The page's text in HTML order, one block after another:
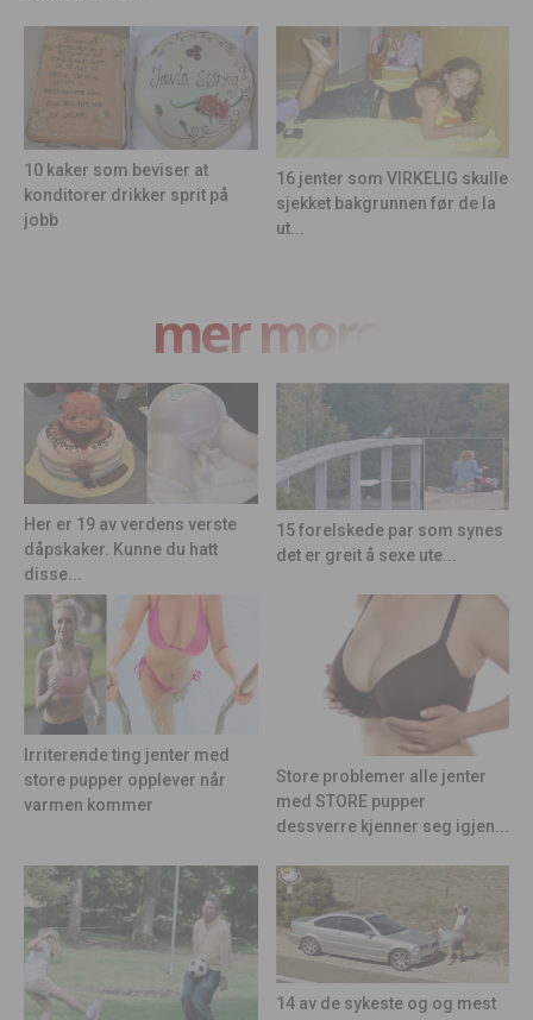
10 kaker som beviser at
konditorer drikker sprit på
jobb
16 jenter som VIRKELIG skulle
sjekket bakgrunnen før de la
ut...
mer moro
Her er 19 av verdens verste
dåpskaker. Kunne du hatt
disse...
15 forelskede par som synes
det er greit å sexe ute...
Irriterende ting jenter med
store pupper opplever når
varmen kommer
Store problemer alle jenter
med STORE pupper
dessverre kjenner seg igjen...
14 av de sykeste og og mest